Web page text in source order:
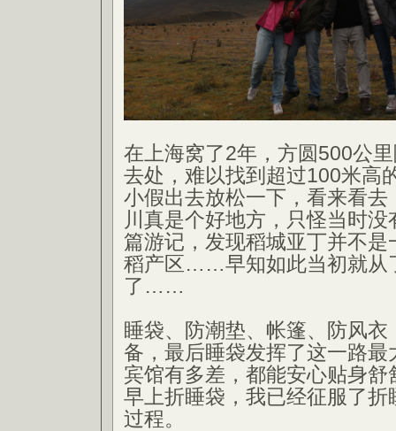
在上海窝了2年，方圆500公
去处，难以找到超过100米高
小假出去放松一下，看来看
川真是个好地方，只怪当时
篇游记，发现稻城亚丁并不是
稻产区……早知如此当初就从
了……
睡袋、防潮垫、帐篷、防风衣
备，最后睡袋发挥了这一路
宾馆有多差，都能安心贴身
早上折睡袋，我已经征服了折
过程。